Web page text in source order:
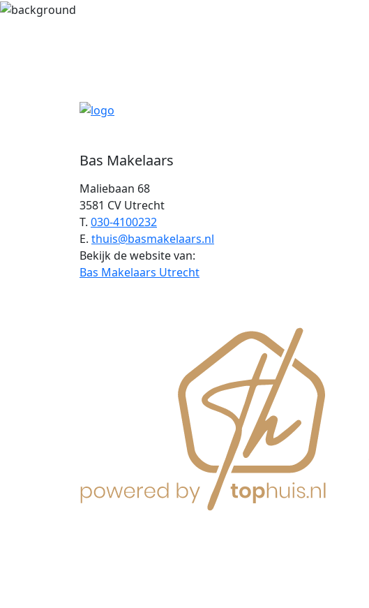
Bas Makelaars
Maliebaan 68
3581 CV Utrecht
T. 030-4100232
E. thuis@basmakelaars.nl
Bekijk de website van:
Bas Makelaars Utrecht